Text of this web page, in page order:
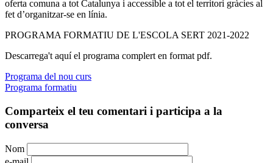
oferta comuna a tot Catalunya i accessible a tot el territori gràcies al
fet d’organitzar-se en línia.
PROGRAMA FORMATIU DE L'ESCOLA SERT 2021-2022
Descarrega't aquí el programa complert en format pdf.
Programa del nou curs
Programa formatiu
Comparteix el teu comentari i participa a la
conversa
Nom